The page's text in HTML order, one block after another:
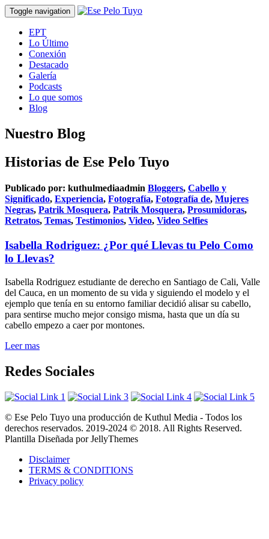
Toggle navigation
EPT
Lo Último
Conexión
Destacado
Galería
Podcasts
Lo que somos
Blog
Nuestro Blog
Historias de Ese Pelo Tuyo
Publicado por: kuthulmediaadmin Bloggers, Cabello y
Significado, Experiencia, Fotografía, Fotografía de, Mujeres
Negras, Patrik Mosquera, Patrik Mosquera, Prosumidoras,
Retratos, Temas, Testimonios, Video, Video Selfies
Isabella Rodriguez: ¿Por qué Llevas tu Pelo Como
lo Llevas?
Isabella Rodriguez estudiante de derecho en Santiago de Cali, Valle
del Cauca, en un momento de su vida y siguiendo el modelo y el
ejemplo que tenía en su entorno familiar decidió alisar su cabello,
para sentirse mucho mejor consigo misma, hasta que un día su
cabello empezo a caer por montones.
Leer mas
Redes Sociales
© Ese Pelo Tuyo una producción de Kuthul Media - Todos los
derechos reservados. 2019-2024 © 2018. All Rights Reserved.
Plantilla Diseñada por JellyThemes
Disclaimer
TERMS & CONDITIONS
Privacy policy